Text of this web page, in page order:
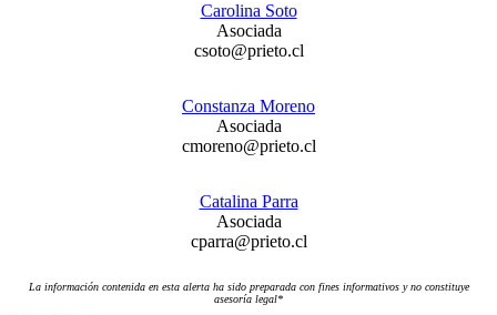
Carolina Soto
Asociada
csoto@prieto.cl
Constanza Moreno
Asociada
cmoreno@prieto.cl
Catalina Parra
Asociada
cparra@prieto.cl
La información contenida en esta alerta ha sido preparada con fines informativos y no constituye
asesoría legal*